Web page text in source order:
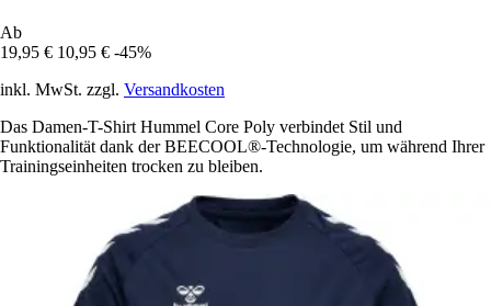
Ab
19,95 € 10,95 € -45%
inkl. MwSt. zzgl. Versandkosten
Das Damen-T-Shirt Hummel Core Poly verbindet Stil und
Funktionalität dank der BEECOOL®-Technologie, um während Ihrer
Trainingseinheiten trocken zu bleiben.